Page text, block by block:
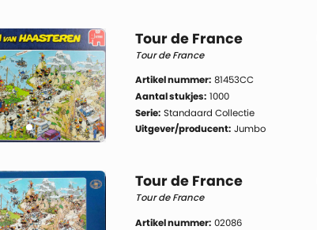
Tour de France
Tour de France
Artikel nummer: 81453CC
Aantal stukjes: 1000
Serie: Standaard Collectie
Uitgever/producent: Jumbo
Tour de France
Tour de France
Artikel nummer: 02086